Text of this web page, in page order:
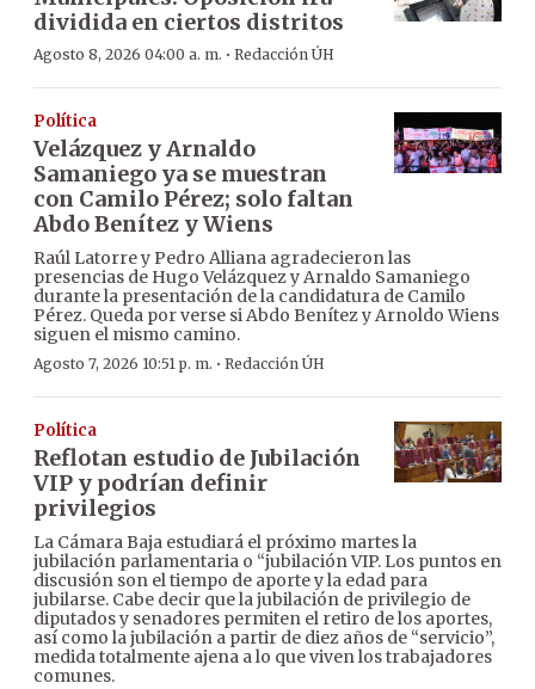
dividida en ciertos distritos
Agosto 8, 2026 04:00 a. m. · Redacción ÚH
Política
Velázquez y Arnaldo
Samaniego ya se muestran
con Camilo Pérez; solo faltan
Abdo Benítez y Wiens
Raúl Latorre y Pedro Alliana agradecieron las
presencias de Hugo Velázquez y Arnaldo Samaniego
durante la presentación de la candidatura de Camilo
Pérez. Queda por verse si Abdo Benítez y Arnoldo Wiens
siguen el mismo camino.
Agosto 7, 2026 10:51 p. m. · Redacción ÚH
Política
Reflotan estudio de Jubilación
VIP y podrían definir
privilegios
La Cámara Baja estudiará el próximo martes la
jubilación parlamentaria o “jubilación VIP. Los puntos en
discusión son el tiempo de aporte y la edad para
jubilarse. Cabe decir que la jubilación de privilegio de
diputados y senadores permiten el retiro de los aportes,
así como la jubilación a partir de diez años de “servicio”,
medida totalmente ajena a lo que viven los trabajadores
comunes.